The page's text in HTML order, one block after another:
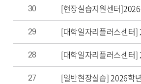
30 [현장실습지원센터
29 [대학일자리플러스센터
28 [대학일자리플러스센터
27 [일반현장실습] 2026학